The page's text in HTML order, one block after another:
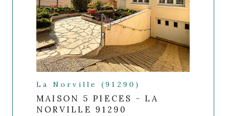
La Norville (91290)
MAISON 5 PIECES - LA
NORVILLE 91290